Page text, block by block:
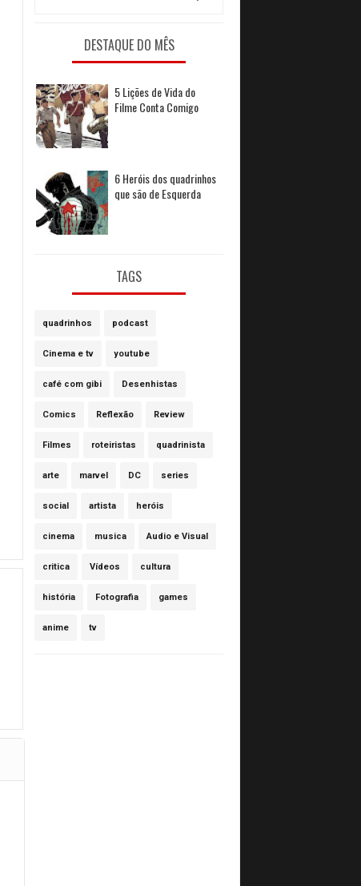
DESTAQUE DO MÊS
5 Lições de Vida do
Filme Conta Comigo
6 Heróis dos quadrinhos
que são de Esquerda
TAGS
quadrinhos podcast
Cinema e tv youtube
café com gibi Desenhistas
Comics Reflexão Review
Filmes roteiristas quadrinista
arte marvel DC series
social artista heróis
cinema musica Audio e Visual
critica Vídeos cultura
história Fotografia games
anime tv